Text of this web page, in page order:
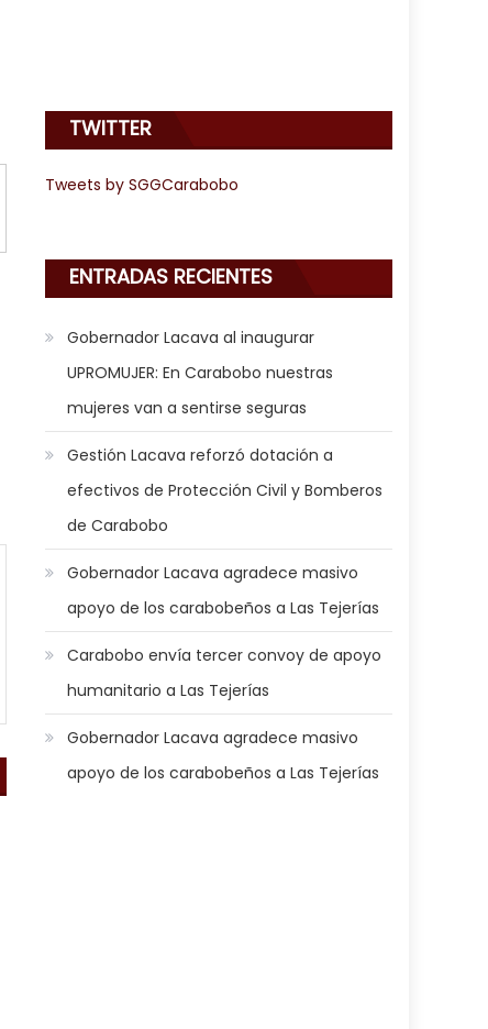
TWITTER
Tweets by SGGCarabobo
ENTRADAS RECIENTES
Gobernador Lacava al inaugurar
UPROMUJER: En Carabobo nuestras
mujeres van a sentirse seguras
Gestión Lacava reforzó dotación a
efectivos de Protección Civil y Bomberos
de Carabobo
Gobernador Lacava agradece masivo
apoyo de los carabobeños a Las Tejerías
Carabobo envía tercer convoy de apoyo
humanitario a Las Tejerías
Gobernador Lacava agradece masivo
apoyo de los carabobeños a Las Tejerías